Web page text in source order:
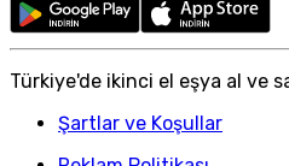
Türkiye'de ikinci el eşya al ve
Şartlar ve Koşullar